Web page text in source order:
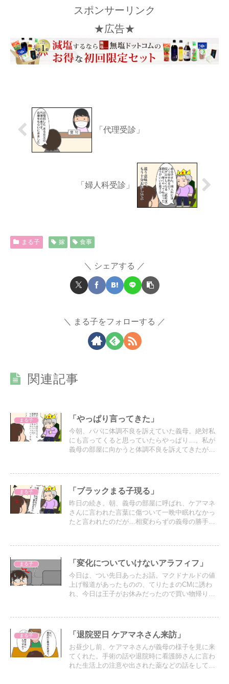
スポンサーリンク
★広告★
「代理受診」
「婦人科受診」
まる子 嫁 食事
シェアする
まる子をフォローする
関連記事
まる子 「やっぱり言ってきた」
今朝、パパに体調不良を訴えていた義母。絶対私
にも言ってくると思っていたらやっぱり…。私が
義母の部屋に向かうと体調不良を訴えてきたがパ
まる子 「ブラックまる子現る」
昨日の続き。朝、義母の部屋に呼ばれ、ケアマネ
さんに言われた言葉に傷ついて一晩中眠れなかっ
たと言われたのだが…相変わらずの義母の勝手な
まる子 「変化についていけないアラフィフ」
今日は、つい先日あったお話。マクドナルドの値
上げ報道があったものの、てりたまのCMに誘わ
れ、今日は王子がお休みだったので買い物帰りに
まる子 「退院翌日 ケアマネさん来訪」
お昼少し前、ケアマネさんが義母の様子を見に来
てくれた。手術の話や退院時に看護師さんに言わ
れた生活上の注意や出された薬などの話をして、